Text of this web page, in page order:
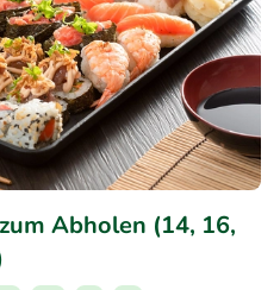
Abholen (14, 16,